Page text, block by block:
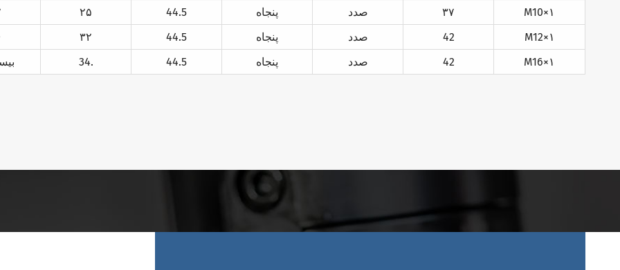
۲۵ 44.5 پنجاه صدد ۳۷
M10×۱
۳۲ 44.5 پنجاه صدد 42
M12×۱
34. 44.5 پنجاه صدد 42 M16×۱